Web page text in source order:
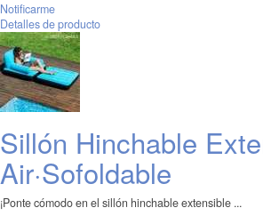
Notificarme
Detalles de producto
Sillón Hinchable
Air·Sofoldable
¡Ponte cómodo en el sillón hinchable extensible ...